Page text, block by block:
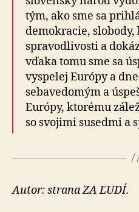
tým, ako sme sa
demokracie,
spravodlivosti a
vďaka tomu sme sa
vyspelej Európy a
sebavedomým a
Európy, ktorému
so svojimi susedmi a
Autor: strana ZA ĽUDÍ.